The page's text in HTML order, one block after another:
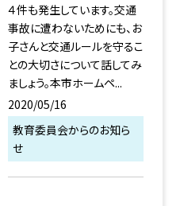
４件も発生しています。交通
事故に遭わないためにも、お
子さんと交通ルールを守るこ
との大切さについて話してみ
ましょう。本市ホームペ...
2020/05/16
教育委員会からのお知ら
せ